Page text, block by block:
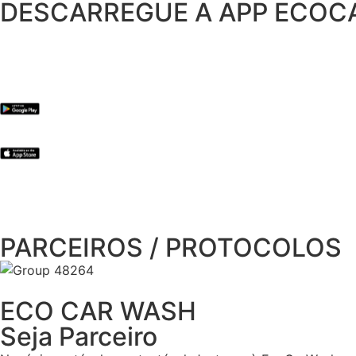
DESCARREGUE A APP
PARCEIROS / PROTOCOLOS
ECO CAR WASH
Seja Parceiro